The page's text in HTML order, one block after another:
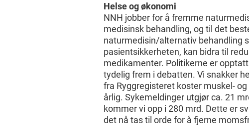
Helse og økonomi
NNH jobber for å fremme
medisinsk behandling, og til det
naturmedisin/alternativ behandling
pasientsikkerheten, kan bidra til
medikamenter. Politikerne er
tydelig frem i debatten. Vi snakker
fra Ryggregisteret koster muskel-
årlig. Sykemeldinger utgjør ca. 21
kommer vi opp i 280 mrd. Dette er
det nå tas til orde for å fjerne